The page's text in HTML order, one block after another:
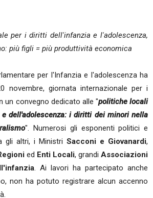
per i diritti dell'infanzia e l'adolescenza,
più figli = più produttività economica
per l'Infanzia e l'adolescenza ha
novembre, giornata internazionale per i
un convegno dedicato alle "politiche locali
dell'adolescenza: i diritti dei minori nella
". Numerosi gli esponenti politici e
gli altri, i Ministri Sacconi e Giovanardi,
ed Enti Locali, grandi Associazioni
. Ai lavori ha partecipato anche
non ha potuto registrare alcun accenno